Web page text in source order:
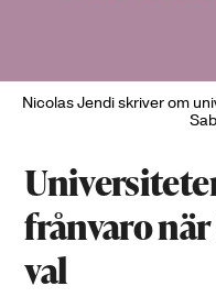
Nicolas Jendi skriver om
frånvaro
val